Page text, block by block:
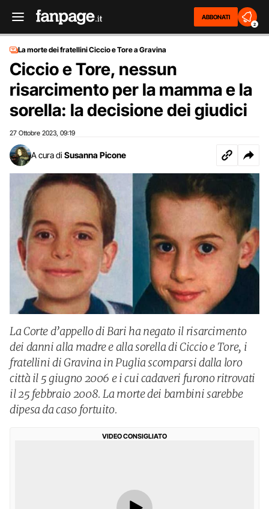
ABBONATI
2
La morte dei fratellini Ciccio e Tore a Gravina
Ciccio e Tore, nessun
risarcimento per la mamma e la
sorella: la decisione dei giudici
27 Ottobre 2023 09:19
A cura di Susanna Picone
La Corte d’appello di Bari ha negato il risarcimento
dei danni alla madre e alla sorella di Ciccio e Tore, i
fratellini di Gravina in Puglia scomparsi dalla loro
città il 5 giugno 2006 e i cui cadaveri furono ritrovati
il 25 febbraio 2008. La morte dei bambini sarebbe
dipesa da caso fortuito.
VIDEO CONSIGLIATO